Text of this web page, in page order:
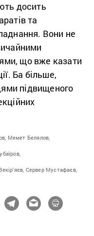
досить
та
Вони не
що вже казати
Ба більше,
підвищеного
Мемет Белялов,
Сервер Мустафаєв,